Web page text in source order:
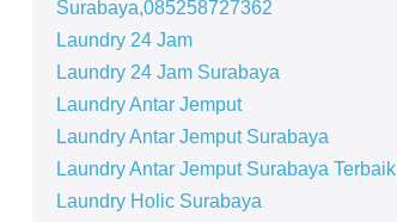
Surabaya,085258727362
Laundry 24 Jam
Laundry 24 Jam Surabaya
Laundry Antar Jemput
Laundry Antar Jemput Surabaya
Laundry Antar Jemput Surabaya Terbaik
Laundry Holic Surabaya